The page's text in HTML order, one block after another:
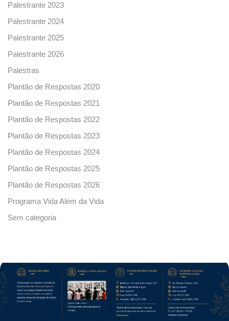
Palestrante 2023
Palestrante 2024
Palestrante 2025
Palestrante 2026
Palestras
Plantão de Respostas 2020
Plantão de Respostas 2021
Plantão de Respostas 2022
Plantão de Respostas 2023
Plantão de Respostas 2024
Plantão de Respostas 2025
Plantão de Respostas 2026
Programa Vida Além da Vida
Sem categoria